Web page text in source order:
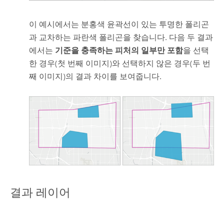
이 예시에서는 분홍색 윤곽선이 있는 투명한 폴리곤
과 교차하는 파란색 폴리곤을 찾습니다. 다음 두 결과
에서는 기준을 충족하는 피처의 일부만 포함을 선택
한 경우(첫 번째 이미지)와 선택하지 않은 경우(두 번
째 이미지)의 결과 차이를 보여줍니다.
결과 레이어